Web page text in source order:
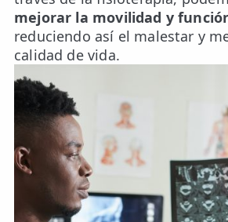
mejorar la movilidad y
reduciendo así el malestar y
calidad de vida.